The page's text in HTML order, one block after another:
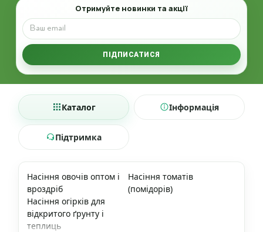
Отримуйте новинки та акції
ПІДПИСАТИСЯ
Каталог Інформація
Підтримка
Насіння овочів оптом і
вроздріб
Насіння томатів
(помідорів)
Насіння огірків для
відкритого ґрунту і
теплиць